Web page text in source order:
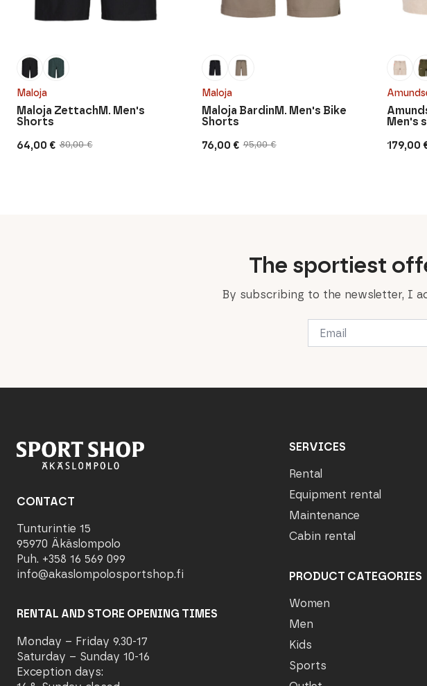
Maloja
80,00€
Original
64,00 €
Current
Maloja ZettachM. Men's
Shorts
Maloja
95,00€
Original
76,00 €
Current
Maloja BardinM. Men's Bike
Shorts
179,00
Men's
The sportiest
By subscribing to the newsletter, I
Email
CONTACT
Tunturintie 15
95970 Äkäslompolo
Puh. +358 16 569 099
info@akaslompolosportshop.fi
RENTAL AND STORE OPENING TIMES
Monday – Friday 9.30-17
Saturday – Sunday 10-16
Exception days:
SERVICES
Rental
Equipment rental
Maintenance
Cabin rental
PRODUCT CATEGORIES
Women
Men
Kids
Sports